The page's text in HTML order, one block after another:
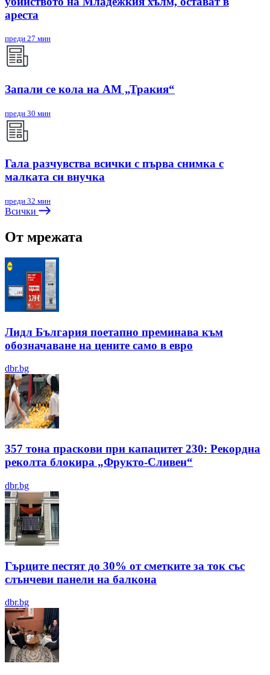
ареста
преди 27 мин
Запали се кола на АМ „Тракия“
преди 30 мин
Гала разчувства всички с първа снимка с
малката си внучка
преди 32 мин
Всички
От мрежата
Лидл България поетапно преминава към
обозначаване на цените само в евро
dbr.bg
357 тона праскови при капацитет 230: Рекордна
реколта блокира „Фрукто-Сливен“
dbr.bg
Гърците пестят до 30% от сметките за ток със
слънчеви панели на балкона
dbr.bg